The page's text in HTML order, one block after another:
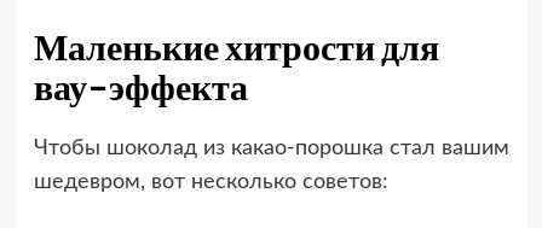
Маленькие хитрости для
вау-эффекта
Чтобы шоколад из какао-порошка стал вашим
шедевром, вот несколько советов: